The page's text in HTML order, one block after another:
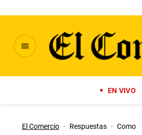
EN VIVO
El Comercio · Respuestas · Como